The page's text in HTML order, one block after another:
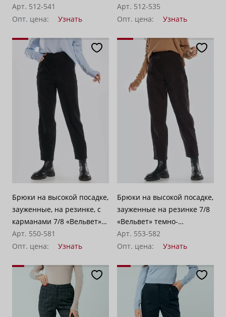
клетка
Арт. 512-541
Опт. цена:
Узнать
Арт. 512-535
Опт. цена:
Узнать
Брюки на высокой посадке,
зауженные, на резинке, с
карманами 7/8 «Вельвет»
черные
Арт. 550-581
Опт. цена:
Узнать
Брюки на высокой посадке,
зауженные на резинке 7/8
«Вельвет» темно-
коричневые
Арт. 553-582
Опт. цена:
Узнать